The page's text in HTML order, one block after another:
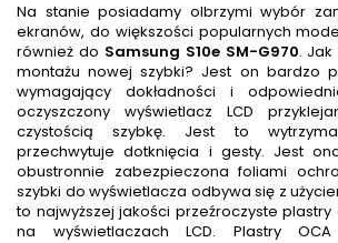
Na stanie posiadamy olbrzymi wybór
ekranów, do większości popularnych
również do Samsung S10e SM-G970.
montażu nowej szybki? Jest on bardzo
wymagający dokładności i
oczyszczony wyświetlacz LCD
czystością szybkę. Jest to
przechwytuje dotknięcia i gesty. Jest
obustronnie zabezpieczona foliami
szybki do wyświetlacza odbywa się z
to najwyższej jakości przeźroczyste
na wyświetlaczach LCD. Plastry